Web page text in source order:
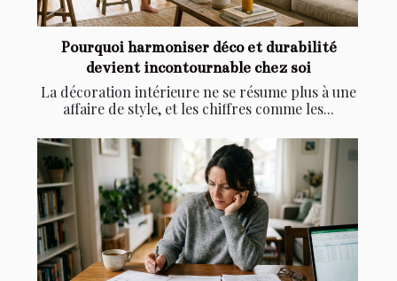
Pourquoi harmoniser déco et durabilité
devient incontournable chez soi
La décoration intérieure ne se résume plus à une
affaire de style, et les chiffres comme les...